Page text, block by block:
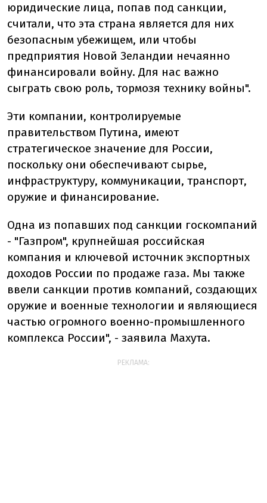
юридические лица, попав под санкции,
считали, что эта страна является для них
безопасным убежищем, или чтобы
предприятия Новой Зеландии нечаянно
финансировали войну. Для нас важно
сыграть свою роль, тормозя технику войны".
Эти компании, контролируемые
правительством Путина, имеют
стратегическое значение для России,
поскольку они обеспечивают сырье,
инфраструктуру, коммуникации, транспорт,
оружие и финансирование.
Одна из попавших под санкции госкомпаний
- "Газпром", крупнейшая российская
компания и ключевой источник экспортных
доходов России по продаже газа. Мы также
ввели санкции против компаний, создающих
оружие и военные технологии и являющиеся
частью огромного военно-промышленного
комплекса России", - заявила Махута.
РЕКЛАМА: